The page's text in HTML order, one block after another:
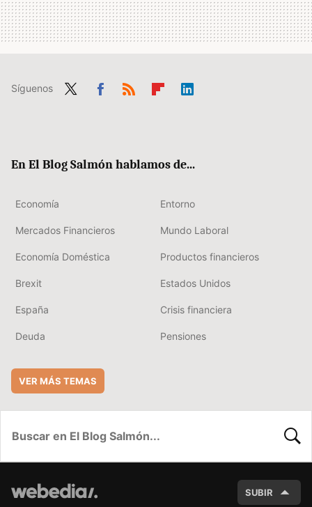
Síguenos
En El Blog Salmón hablamos de...
Economía Entorno
Mercados Financieros Mundo Laboral
Economía Doméstica Productos financieros
Brexit Estados Unidos
España Crisis financiera
Deuda Pensiones
VER MÁS TEMAS
SUBIR